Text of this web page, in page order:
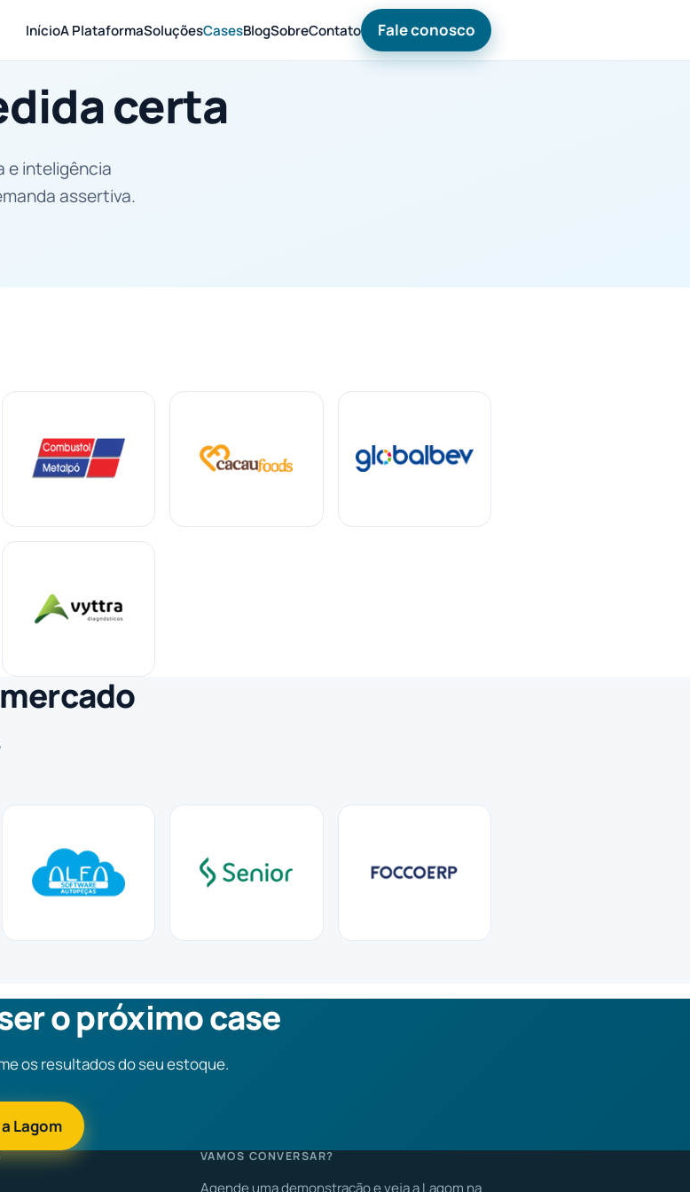
InícioA PlataformaSoluçõesCasesBlogSobreContato Fale conosco
certa
e inteligência
assertiva.
o próximo case
os resultados do seu estoque.
Lagom
VAMOS CONVERSAR?
Agende uma demonstração e veja a Lagom na